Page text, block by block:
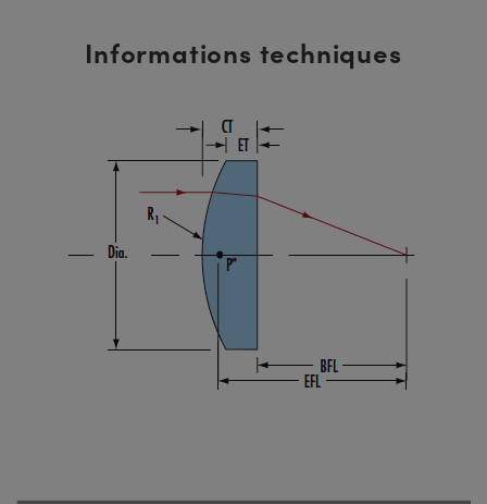
Informations techniques